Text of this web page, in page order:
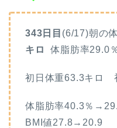
343日目 (6/17)朝の
キロ体脂肪率29.0
初日体重63.3キロ
体脂肪率40.3％
BMI値27.8→20.9